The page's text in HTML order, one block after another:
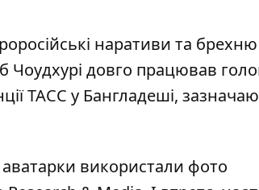
наративи та
Чоудхурі довго працював
ТАСС у Бангладеші,
аватарки використали фото